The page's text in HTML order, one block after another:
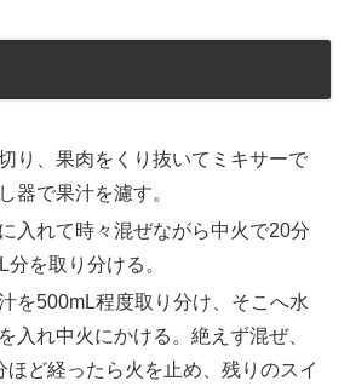
り、果肉をくり抜いてミキサーで
器で果汁を濾す。
入れて時々混ぜながら中火で20分
を取り分ける。
を500mL程度取り分け、そこへ水
入れ中火にかける。絶えず混ぜ、
ほど経ったら火を止め、残りのスイ